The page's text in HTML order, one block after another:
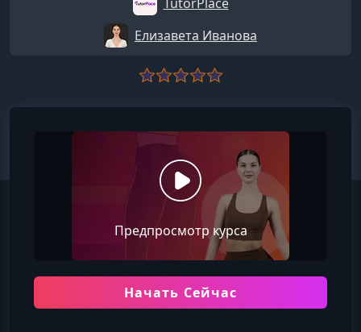
Елизавета Иванова
Предпросмотр курса
Начать Сейчас